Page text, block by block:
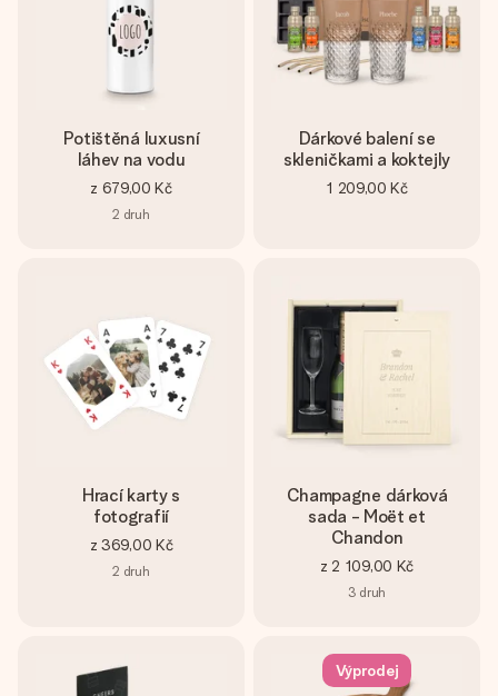
Potištěná luxusní
láhev na vodu
z 679,00 Kč
2 druh
Dárkové balení se
skleničkami a koktejly
1 209,00 Kč
Hrací karty s
fotografií
z 369,00 Kč
2 druh
Champagne dárková
sada - Moët et
Chandon
z 2 109,00 Kč
3 druh
Výprodej